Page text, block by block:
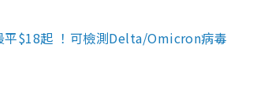
平$18起 ！可檢測Delta/Omicron病毒